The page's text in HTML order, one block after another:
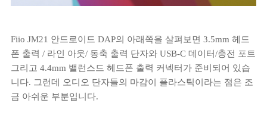
Fiio JM21 안드로이드 DAP의 아래쪽을 살펴보면 3.5mm 헤드
폰 출력 / 라인 아웃/ 동축 출력 단자와 USB-C 데이터/충전 포트
그리고 4.4mm 밸런스드 헤드폰 출력 커넥터가 준비되어 있습
니다. 그런데 오디오 단자들의 마감이 플라스틱이라는 점은 조
금 아쉬운 부분입니다.